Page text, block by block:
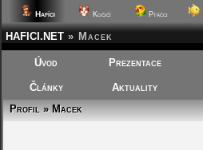
Hafíci Kočičí Ptáčci
HAFICI.NET » Macek
Úvod Prezentace
Články Aktuality
Profil » Macek